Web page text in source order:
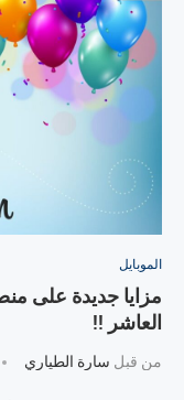
الموبايل
مزايا جديدة على
العاشر !!
من قبل سارة الطياري